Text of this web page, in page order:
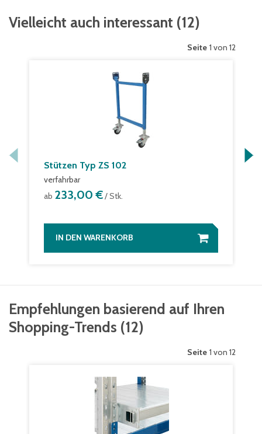
Vielleicht auch interessant (12)
Seite 1 von 12
Stützen Typ ZS 102
verfahrbar
ab 233,00 €/ Stk.
IN DEN WARENKORB
Empfehlungen basierend auf Ihren
Shopping-Trends (12)
Seite 1 von 12